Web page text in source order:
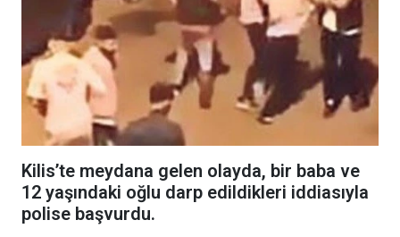
Kilis’te meydana gelen olayda, bir baba ve
12 yaşındaki oğlu darp edildikleri iddiasıyla
polise başvurdu.